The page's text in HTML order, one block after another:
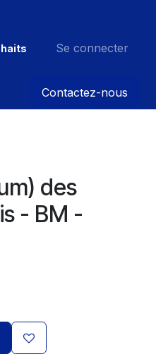
Se connecter
Contactez-nous
des
- BM -